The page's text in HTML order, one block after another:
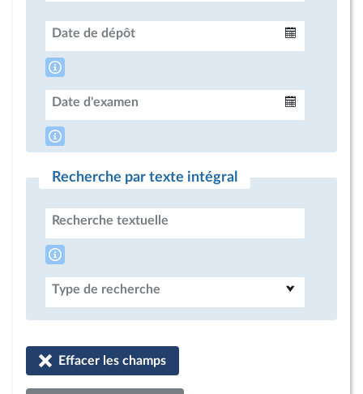
Date de dépôt
Date d'examen
Recherche par texte intégral
Recherche textuelle
Type de recherche
Effacer les champs